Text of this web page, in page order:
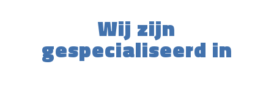
Wij zijn
gespecialiseerd in